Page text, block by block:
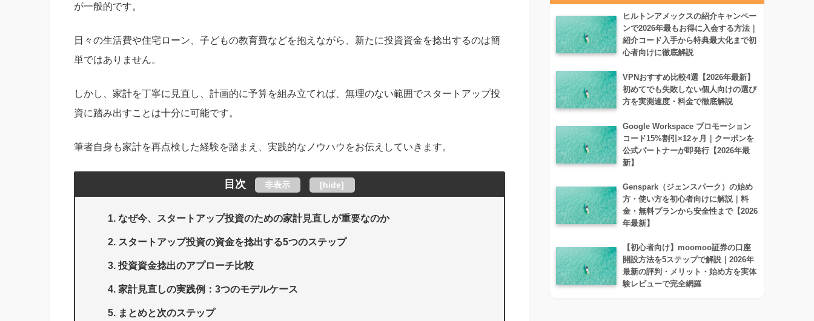
が一般的です。
日々の生活費や住宅ローン、子どもの教育費などを抱えながら、新たに投資資金を捻出するのは簡
単ではありません。
しかし、家計を丁寧に見直し、計画的に予算を組み立てれば、無理のない範囲でスタートアップ投
資に踏み出すことは十分に可能です。
筆者自身も家計を再点検した経験を踏まえ、実践的なノウハウをお伝えしていきます。
目次 非表示 [hide]
なぜ今、スタートアップ投資のための家計見直しが重要なのか
スタートアップ投資の資金を捻出する5つのステップ
投資資金捻出のアプローチ比較
家計見直しの実践例：3つのモデルケース
まとめと次のステップ
ヒルトンアメックスの紹介キャンペー
ンで2026年最もお得に入会する方法｜
紹介コード入手から特典最大化まで初
心者向けに徹底解説
VPNおすすめ比較4選【2026年最新】
初めてでも失敗しない個人向けの選び
方を実測速度・料金で徹底解説
Google Workspace プロモーション
コード15%割引×12ヶ月｜クーポンを
公式パートナーが即発行【2026年最
新】
Genspark（ジェンスパーク）の始め
方・使い方を初心者向けに解説｜料
金・無料プランから安全性まで【2026
年最新】
【初心者向け】moomoo証券の口座
開設方法を5ステップで解説｜2026年
最新の評判・メリット・始め方を実体
験レビューで完全網羅